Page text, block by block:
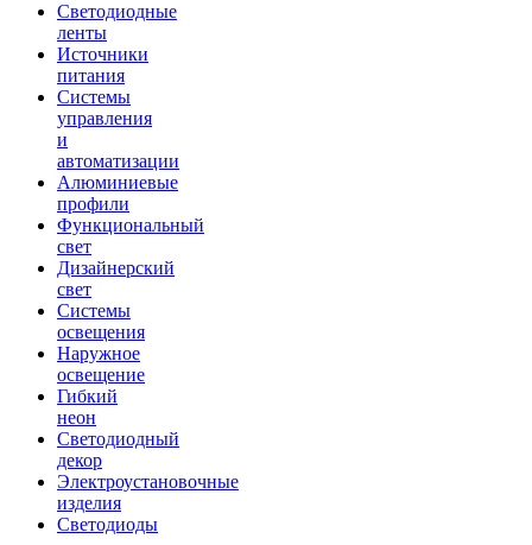
Светодиодные
ленты
Источники
питания
Системы
управления
и
автоматизации
Алюминиевые
профили
Функциональный
свет
Дизайнерский
свет
Системы
освещения
Наружное
освещение
Гибкий
неон
Светодиодный
декор
Электроустановочные
изделия
Светодиоды